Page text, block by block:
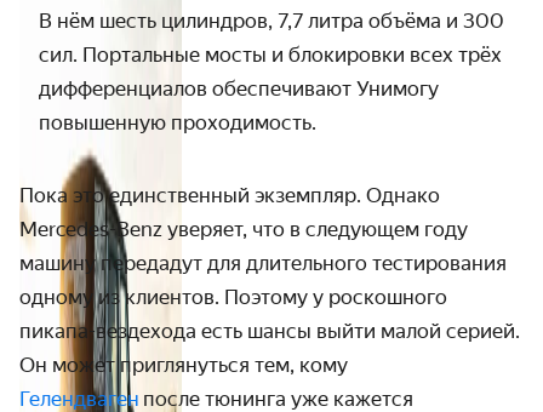
В нём шесть цилиндров, 7,7 литра объёма и 300
сил. Портальные мосты и блокировки всех трёх
дифференциалов обеспечивают Унимогу
повышенную проходимость.
Пока это единственный экземпляр. Однако
Mercedes-Benz уверяет, что в следующем году
машину передадут для длительного тестирования
одному из клиентов. Поэтому у роскошного
пикапа-вездехода есть шансы выйти малой серией.
Он может приглянуться тем, кому
Гелендваген после тюнинга уже кажется